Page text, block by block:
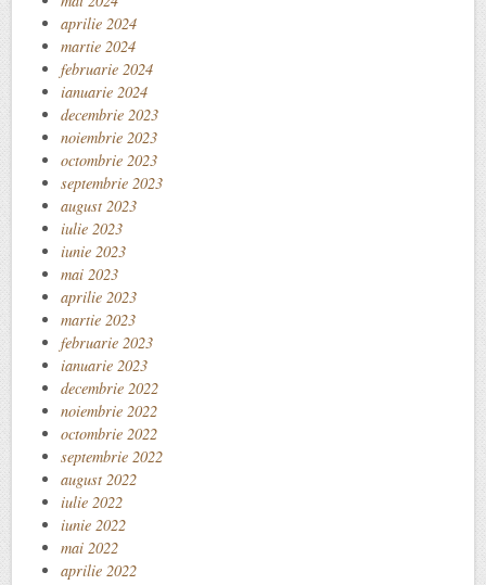
aprilie 2024
martie 2024
februarie 2024
ianuarie 2024
decembrie 2023
noiembrie 2023
octombrie 2023
septembrie 2023
august 2023
iulie 2023
iunie 2023
mai 2023
aprilie 2023
martie 2023
februarie 2023
ianuarie 2023
decembrie 2022
noiembrie 2022
octombrie 2022
septembrie 2022
august 2022
iulie 2022
iunie 2022
mai 2022
aprilie 2022